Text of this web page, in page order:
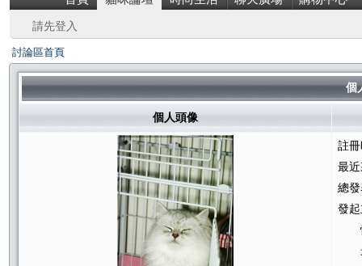
請先登入
討論區首頁
個
個人頭像
註
最
總
發